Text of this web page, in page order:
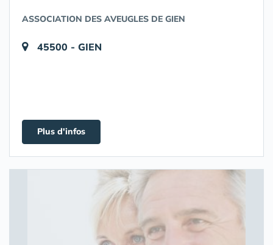
ASSOCIATION DES AVEUGLES DE GIEN
45500 - GIEN
Plus d'infos